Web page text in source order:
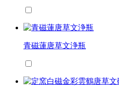
青磁蓮唐草文浄瓶